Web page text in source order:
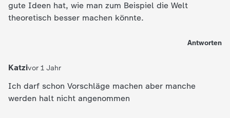
gute Ideen hat, wie man zum Beispiel die Welt
theoretisch besser machen könnte.
Antworten
Katzivor 1 Jahr
Ich darf schon Vorschläge machen aber manche
werden halt nicht angenommen